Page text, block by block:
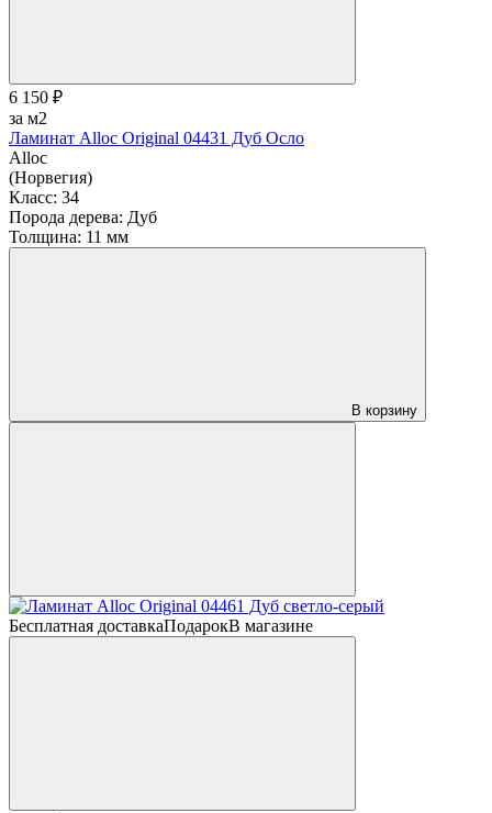
6 150 ₽
за м2
Ламинат Alloc Original 04431 Дуб Осло
Alloc
(Норвегия)
Класс: 34
Порода дерева: Дуб
Толщина: 11 мм
В корзину
Бесплатная доставкаПодарокВ магазине